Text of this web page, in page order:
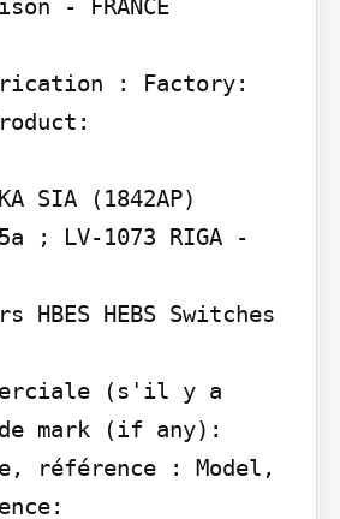
- FRANCE
: Factory:
SIA (1842AP)
; LV-1073 RIGA -
HBES HEBS Switches
(s'il y a
mark (if any):
référence : Model,